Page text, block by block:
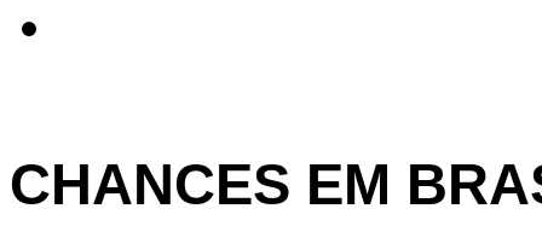
CHANCES EM